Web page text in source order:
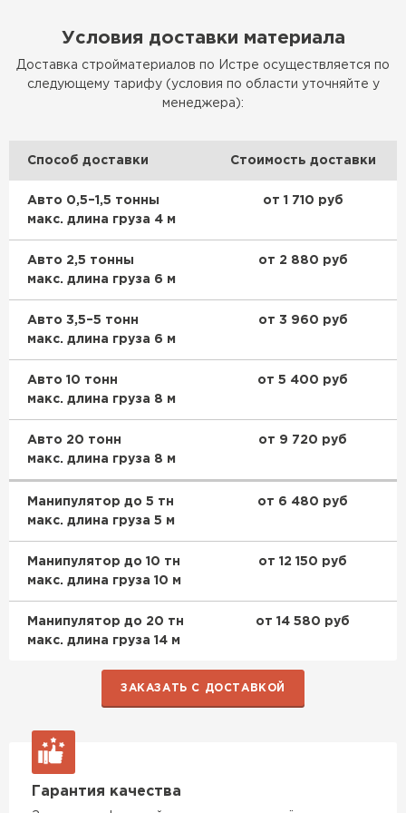
Условия доставки материала
Доставка стройматериалов по Истре осуществляется по
следующему тарифу (условия по области уточняйте у
менеджера):
Способ доставки Стоимость доставки
Авто 0,5–1,5 тонны
макс. длина груза 4 м
от 1 710 руб
Авто 2,5 тонны
макс. длина груза 6 м
от 2 880 руб
Авто 3,5–5 тонн
макс. длина груза 6 м
от 3 960 руб
Авто 10 тонн
макс. длина груза 8 м
от 5 400 руб
Авто 20 тонн
макс. длина груза 8 м
от 9 720 руб
Манипулятор до 5 тн
макс. длина груза 5 м
от 6 480 руб
Манипулятор до 10 тн
макс. длина груза 10 м
от 12 150 руб
Манипулятор до 20 тн
макс. длина груза 14 м
от 14 580 руб
ЗАКАЗАТЬ С ДОСТАВКОЙ
Гарантия качества
ПЕРЕЙТИ
Утеплитель Ruspanel
Утеплитель Hotrock
Утеплитель Xotpipe
Утеплитель Эковер
ПЕРЕЙТИ
Утеплитель Тимплэкс
ПЕРЕЙТИ
Утеплитель Изовол
Утеплитель Эковер
Утеплитель Белтеп
Утеплитель Тизол
Утеплитель Термит
Утеплитель Isotec
Утеплитель Ruspanel
Утеплитель Брит
Утеплитель Xotpipe